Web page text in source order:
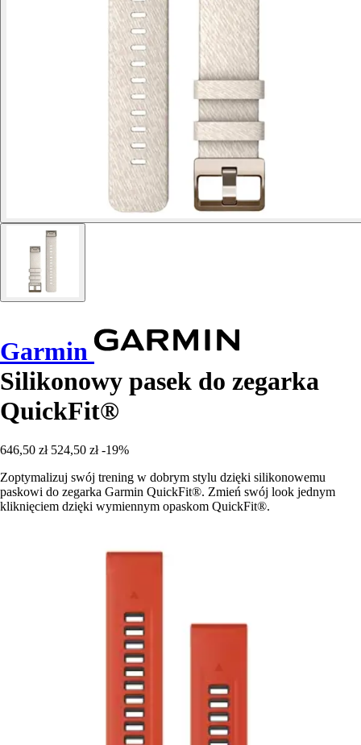
Garmin
Silikonowy pasek do zegarka
QuickFit®
646,50 zł 524,50 zł -19%
Zoptymalizuj swój trening w dobrym stylu dzięki silikonowemu
paskowi do zegarka Garmin QuickFit®. Zmień swój look jednym
kliknięciem dzięki wymiennym opaskom QuickFit®.